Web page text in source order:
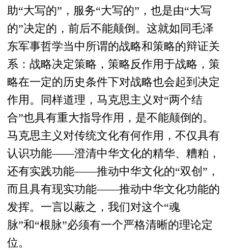
助“大写的”，服务“大写的”，也是由“大写
的”决定的，前后不能颠倒。这就如同毛泽
东军事哲学当中所谓的战略和策略的辩证关
系：战略决定策略，策略反作用于战略，策
略在一定的历史条件下对战略也会起到决定
作用。同样道理，马克思主义对“两个结
合”也具有重大指导作用，是不能颠倒的。
马克思主义对传统文化有何作用，不仅具有
认识功能——澄清中华文化的精华、糟粕，
还有实践功能——推动中华文化的“双创”，
而且具有现实功能——推动中华文化功能的
发挥。一言以蔽之，我们对这个“魂
脉”和“根脉”必须有一个严格清晰的理论定
位。